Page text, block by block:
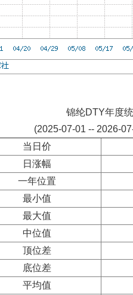
锦纶DTY年度
(2025-07-01 -- 2026-
当日价
日涨幅
一年位置
最小值
最大值
中位值
顶位差
底位差
平均值